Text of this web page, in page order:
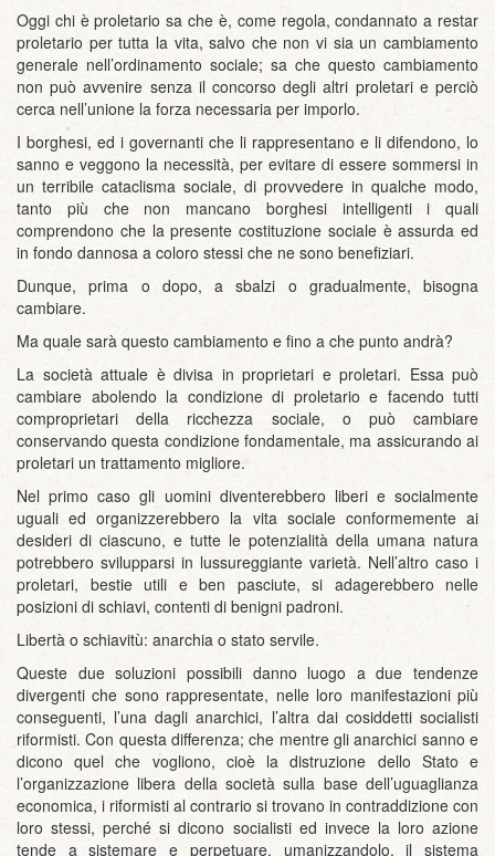
Oggi chi è proletario sa che è, come regola, condannato a restar
proletario per tutta la vita, salvo che non vi sia un cambiamento
generale nell’ordinamento sociale; sa che questo cambiamento
non può avvenire senza il concorso degli altri proletari e perciò
cerca nell’unione la forza necessaria per imporlo.
I borghesi, ed i governanti che li rappresentano e li difendono, lo
sanno e veggono la necessità, per evitare di essere sommersi in
un terribile cataclisma sociale, di provvedere in qualche modo,
tanto più che non mancano borghesi intelligenti i quali
comprendono che la presente costituzione sociale è assurda ed
in fondo dannosa a coloro stessi che ne sono benefiziari.
Dunque, prima o dopo, a sbalzi o gradualmente, bisogna
cambiare.
Ma quale sarà questo cambiamento e fino a che punto andrà?
La società attuale è divisa in proprietari e proletari. Essa può
cambiare abolendo la condizione di proletario e facendo tutti
comproprietari della ricchezza sociale, o può cambiare
conservando questa condizione fondamentale, ma assicurando ai
proletari un trattamento migliore.
Nel primo caso gli uomini diventerebbero liberi e socialmente
uguali ed organizzerebbero la vita sociale conformemente ai
desideri di ciascuno, e tutte le potenzialità della umana natura
potrebbero svilupparsi in lussureggiante varietà. Nell’altro caso i
proletari, bestie utili e ben pasciute, si adagerebbero nelle
posizioni di schiavi, contenti di benigni padroni.
Libertà o schiavitù: anarchia o stato servile.
Queste due soluzioni possibili danno luogo a due tendenze
divergenti che sono rappresentate, nelle loro manifestazioni più
conseguenti, l’una dagli anarchici, l’altra dai cosiddetti socialisti
riformisti. Con questa differenza; che mentre gli anarchici sanno e
dicono quel che vogliono, cioè la distruzione dello Stato e
l’organizzazione libera della società sulla base dell’uguaglianza
economica, i riformisti al contrario si trovano in contraddizione con
loro stessi, perché si dicono socialisti ed invece la loro azione
tende a sistemare e perpetuare, umanizzandolo, il sistema